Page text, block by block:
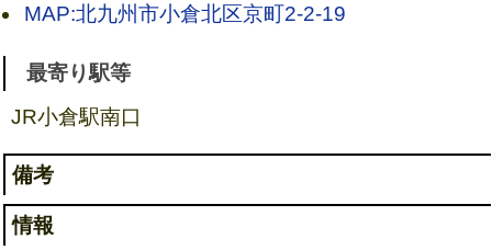
MAP:北九州市小倉北区京町2-2-19
最寄り駅等
JR小倉駅南口
備考
情報